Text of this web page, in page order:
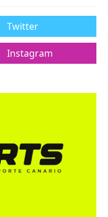
Twitter
Instagram